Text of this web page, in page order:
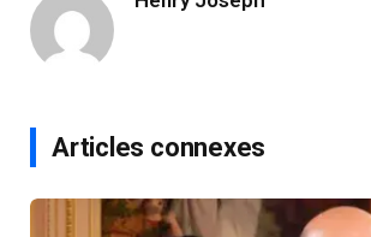
Articles connexes